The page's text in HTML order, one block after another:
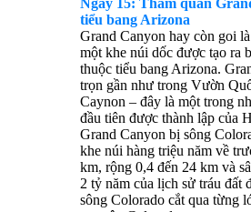
Ngày 15: Tham quan
tiểu bang Arizona
Grand Canyon hay còn goi
một khe núi dốc được tạo ra
thuộc tiểu bang Arizona.
trọn gần như trong Vườn
Caynon – đây là một trong
đầu tiên được thành lập của
Grand Canyon bị sông
khe núi hàng triệu năm về
km, rộng 0,4 đến 24 km và
2 tỷ năm của lịch sử tráu đất
sông Colorado cắt qua từng